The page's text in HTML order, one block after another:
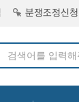
분쟁조정신청